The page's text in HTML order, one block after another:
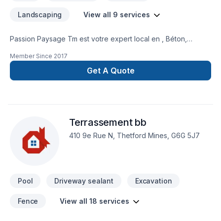
Landscaping View all 9 services
Passion Paysage Tm est votre expert local en , Béton,
secteurs de Chaudière-Appalaches, combinant expérience,
innovation et rigueur. Nous privilégions la transparence,
l'écoute et l'efficacité pour bâtir des relations de confiance
Member Since 2017
Get A Quote
Terrassement bb
410 9e Rue N, Thetford Mines, G6G 5J7
Pool Driveway sealant Excavation
Fence View all 18 services